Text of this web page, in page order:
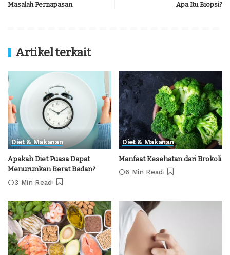
Masalah Pernapasan
Apa Itu Biopsi?
Artikel terkait
Diet & Makanan
Apakah Diet Puasa Dapat
Menurunkan Berat Badan?
3 Min Read
Diet & Makanan
Manfaat Kesehatan dari Brokoli
6 Min Read